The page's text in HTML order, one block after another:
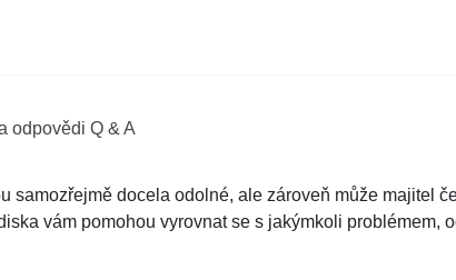
odpovědi Q & A
samozřejmě docela odolné, ale zároveň může majitel
vám pomohou vyrovnat se s jakýmkoli problémem,